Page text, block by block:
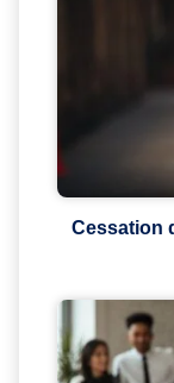
Cessation